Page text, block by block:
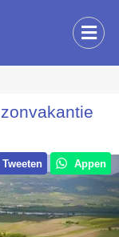
Tweeten Appen